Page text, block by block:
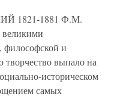
1821-1881 Ф.М.
великими
философской и
творчество выпало на
историческом
самых